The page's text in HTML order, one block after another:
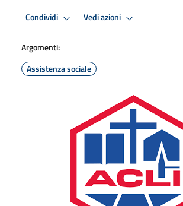
Condividi Vedi azioni
Argomenti:
Assistenza sociale